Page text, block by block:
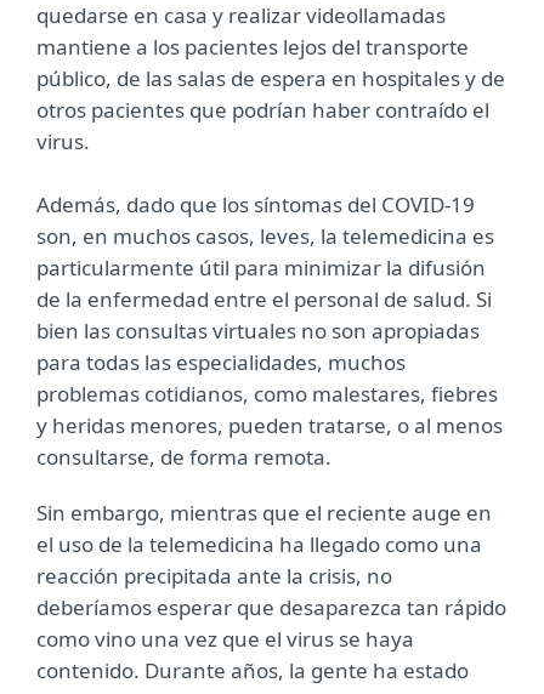
quedarse en casa y realizar videollamadas
mantiene a los pacientes lejos del transporte
público, de las salas de espera en hospitales y de
otros pacientes que podrían haber contraído el
virus.
Además, dado que los síntomas del COVID-19
son, en muchos casos, leves, la telemedicina es
particularmente útil para minimizar la difusión
de la enfermedad entre el personal de salud. Si
bien las consultas virtuales no son apropiadas
para todas las especialidades, muchos
problemas cotidianos, como malestares, fiebres
y heridas menores, pueden tratarse, o al menos
consultarse, de forma remota.
Sin embargo, mientras que el reciente auge en
el uso de la telemedicina ha llegado como una
reacción precipitada ante la crisis, no
deberíamos esperar que desaparezca tan rápido
como vino una vez que el virus se haya
contenido. Durante años, la gente ha estado